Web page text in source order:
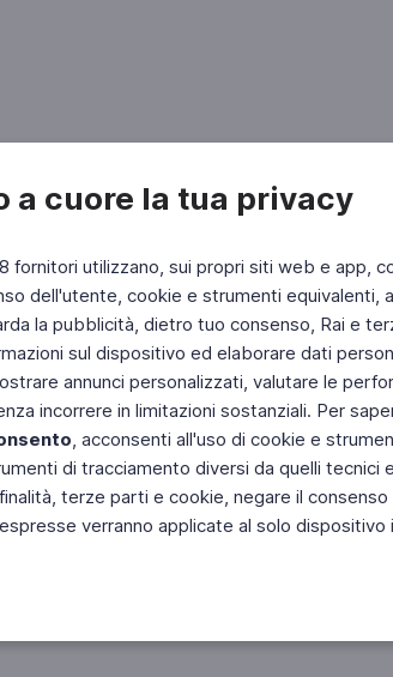
a cuore la tua privacy
fornitori utilizzano, sui propri siti web e app,
dell'utente, cookie e strumenti equivalenti,
la pubblicità, dietro tuo consenso, Rai e
sul dispositivo ed elaborare dati
annunci personalizzati, valutare le
incorrere in limitazioni sostanziali. Per
, acconsenti all'uso di cookie e
di tracciamento diversi da quelli tecnici
terze parti e cookie, negare il
verranno applicate al solo dispositivo